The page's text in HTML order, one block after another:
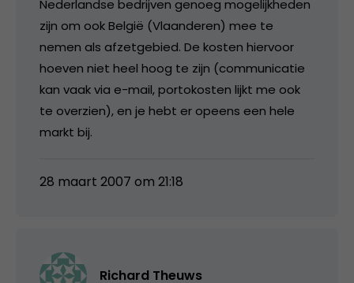
Nederlandse bedrijven genoeg mogelijkheden
zijn om ook België (Vlaanderen) mee te
nemen als afzetgebied. De kosten hiervoor
hoeven niet heel hoog te zijn (communicatie
kan vaak via e-mail, portokosten lijkt me ook
te overzien), en je hebt er opeens een hele
markt bij.
28 maart 2007 om 21:18
Richard Theuws